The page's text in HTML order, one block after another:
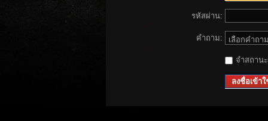
รหัสผ่าน:
คำถาม:
จำสถาน
ลงชื่อเข้าใ